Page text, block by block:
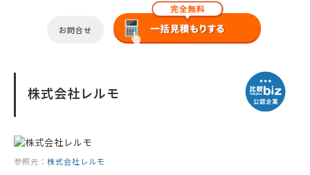
お問合せ
株式会社レルモ
参照元： 株式会社レルモ